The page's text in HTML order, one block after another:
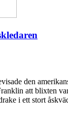
den
att blixten
i ett stort